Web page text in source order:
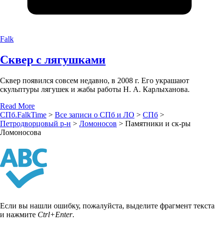
Falk
Сквер с лягушками
Сквер появился совсем недавно, в 2008 г. Его украшают
скульптуры лягушек и жабы работы Н. А. Карлыханова.
Read More
СПб.FalkTime > Все записи о СПб и ЛО > СПб >
Петродворцовый р-н > Ломоносов > Памятники и ск-ры
Ломоносова
Если вы нашли ошибку, пожалуйста, выделите фрагмент текста
и нажмите Ctrl+Enter.